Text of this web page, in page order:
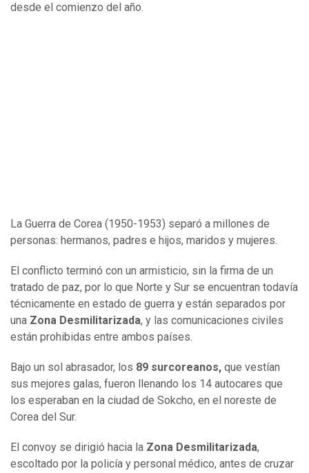
desde el comienzo del año.
La Guerra de Corea (1950-1953) separó a millones de
personas: hermanos, padres e hijos, maridos y mujeres.
El conflicto terminó con un armisticio, sin la firma de un
tratado de paz, por lo que Norte y Sur se encuentran todavía
técnicamente en estado de guerra y están separados por
una Zona Desmilitarizada, y las comunicaciones civiles
están prohibidas entre ambos países.
Bajo un sol abrasador, los 89 surcoreanos, que vestían
sus mejores galas, fueron llenando los 14 autocares que
los esperaban en la ciudad de Sokcho, en el noreste de
Corea del Sur.
El convoy se dirigió hacia la Zona Desmilitarizada,
escoltado por la policía y personal médico, antes de cruzar